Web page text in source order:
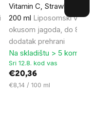
Vitamin C, Strawberry, 500mg,
200 ml Liposomski vitamin C s
okusom jagoda, do 80 doza,
dodatak prehrani
Na skladištu > 5 komada
Sri 12.8. kod vas
€20,36
Cijena
€8,14 / 100 ml